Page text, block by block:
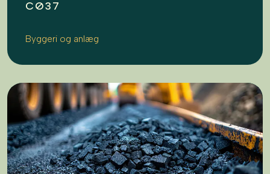
CØ37
Byggeri og anlæg